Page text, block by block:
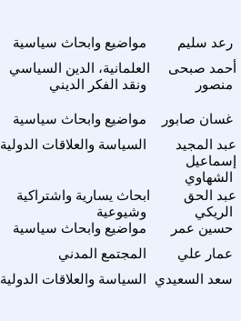
مواضيع وابحاث سياسية رعد سليم
العلمانية، الدين السياسي
ونقد الفكر الديني
أحمد صبحى
منصور
مواضيع وابحاث سياسية غسان صابور
السياسة والعلاقات الدولية
عبد المجيد
إسماعيل
الشهاوي
ابحاث يسارية واشتراكية
وشيوعية
عبد الحق
الريكي
مواضيع وابحاث سياسية حسين عمر
المجتمع المدني
عمار علي
السياسة والعلاقات الدولية
سعد السعيدي